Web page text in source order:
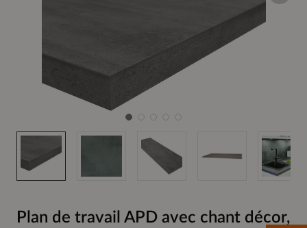
Plan de travail APD avec chant décor,